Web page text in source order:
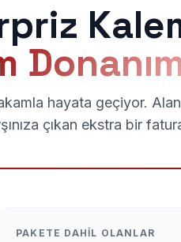
hayata geçiyor. Alan
çıkan ekstra bir
PAKETE DAHIL OLANLAR